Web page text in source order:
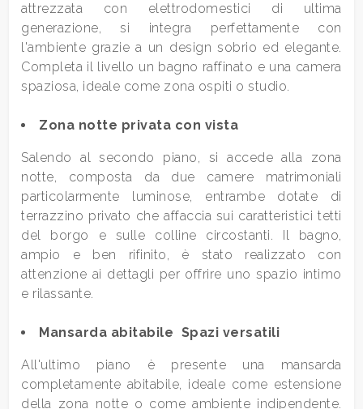
attrezzata con elettrodomestici di ultima
generazione, si integra perfettamente con
l'ambiente grazie a un design sobrio ed elegante.
Completa il livello un bagno raffinato e una camera
spaziosa, ideale come zona ospiti o studio.
Zona notte privata con vista
Salendo al secondo piano, si accede alla zona
notte, composta da due camere matrimoniali
particolarmente luminose, entrambe dotate di
terrazzino privato che affaccia sui caratteristici tetti
del borgo e sulle colline circostanti. Il bagno,
ampio e ben rifinito, è stato realizzato con
attenzione ai dettagli per offrire uno spazio intimo
e rilassante.
Mansarda abitabile  Spazi versatili
All'ultimo piano è presente una mansarda
completamente abitabile, ideale come estensione
della zona notte o come ambiente indipendente.
2
5
5+
Bagni
minimi
Qualsiasi
1